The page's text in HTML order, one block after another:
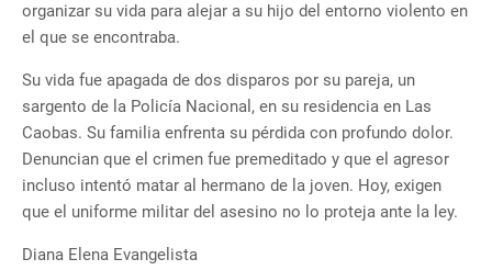
organizar su vida para alejar a su hijo del entorno violento en
el que se encontraba.
Su vida fue apagada de dos disparos por su pareja, un
sargento de la Policía Nacional, en su residencia en Las
Caobas. Su familia enfrenta su pérdida con profundo dolor.
Denuncian que el crimen fue premeditado y que el agresor
incluso intentó matar al hermano de la joven. Hoy, exigen
que el uniforme militar del asesino no lo proteja ante la ley.
Diana Elena Evangelista